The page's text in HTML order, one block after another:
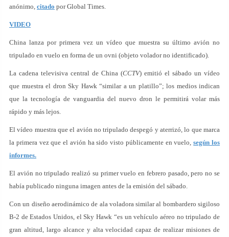
anónimo, citado por Global Times.
VIDEO
China lanza por primera vez un vídeo que muestra su último avión no
tripulado en vuelo en forma de un ovni (objeto volador no identificado).
La cadena televisiva central de China (CCTV) emitió el sábado un vídeo
que muestra el dron Sky Hawk “similar a un platillo”; los medios indican
que la tecnología de vanguardia del nuevo dron le permitirá volar más
rápido y más lejos.
El vídeo muestra que el avión no tripulado despegó y aterrizó, lo que marca
la primera vez que el avión ha sido visto públicamente en vuelo,según los
informes.
El avión no tripulado realizó su primer vuelo en febrero pasado, pero no se
había publicado ninguna imagen antes de la emisión del sábado.
Con un diseño aerodinámico de ala voladora similar al bombardero sigiloso
B-2 de Estados Unidos, el Sky Hawk “es un vehículo aéreo no tripulado de
gran altitud, largo alcance y alta velocidad capaz de realizar misiones de